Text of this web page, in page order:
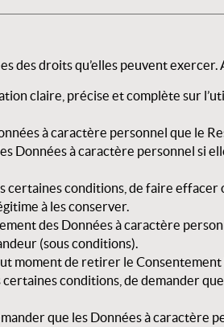
des droits qu’elles peuvent exercer.
claire, précise et complète sur
à caractère personnel que le
Données à caractère personnel si
certaines conditions, de faire effacer
à les conserver.
des Données à caractère
(sous conditions).
moment de retirer le
conditions, de demander
que les Données à caractère